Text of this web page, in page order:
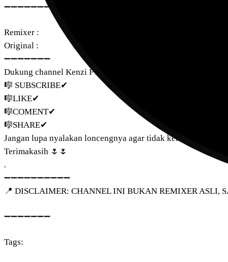
‎‎➖➖➖➖➖➖➖➖
Remixer :
Original :
➖➖➖➖➖➖➖
Dukung channel Kenzi Fvnky agar berkembang dan rajin
🎼 SUBSCRIBE✔
🎼LIKE✔
🎼COMENT✔
🎼SHARE✔
Jangan lupa nyalakan loncengnya agar tidak ketinggalan
Terimakasih 🌷🌷
.
➖➖➖➖➖➖➖➖➖➖
📍 DISCLAIMER: CHANNEL INI BUKAN REMIXER ASLI,
➖➖➖➖➖➖➖
Tags: